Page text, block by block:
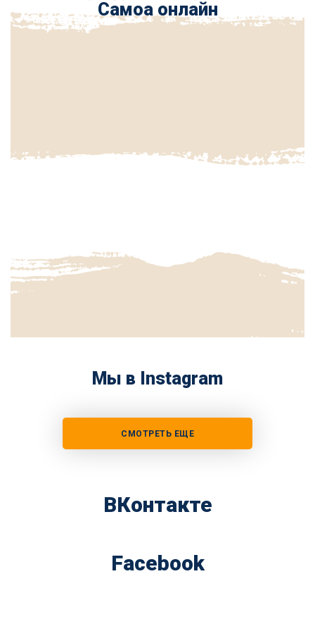
Самоа онлайн
Мы в Instagram
СМОТРЕТЬ ЕЩЕ
ВКонтакте
Facebook